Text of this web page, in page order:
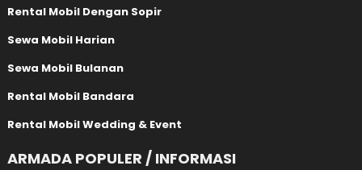
Rental Mobil Dengan Sopir
Sewa Mobil Harian
Sewa Mobil Bulanan
Rental Mobil Bandara
Rental Mobil Wedding & Event
ARMADA POPULER / INFORMASI